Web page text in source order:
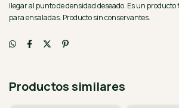
llegar al punto de densidad deseado. Es un producto
para ensaladas. Producto sin conservantes.
Productos similares